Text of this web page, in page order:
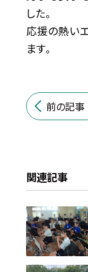
した。
応援の熱い
ます。
前の記事
関連記事